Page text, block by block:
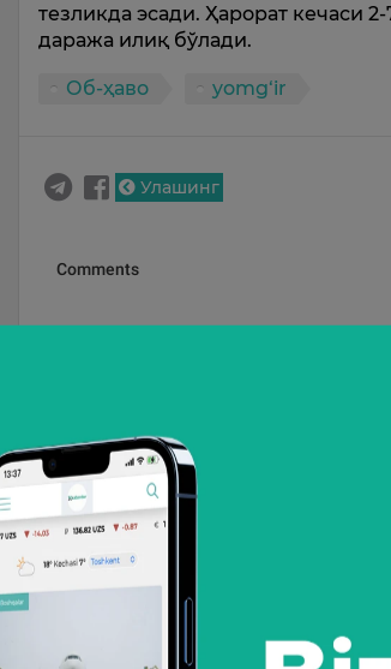
тезликда эсади. Ҳарорат кечаси
даража илиқ бўлади.
Об-ҳаво yomg‘ir
Улашинг